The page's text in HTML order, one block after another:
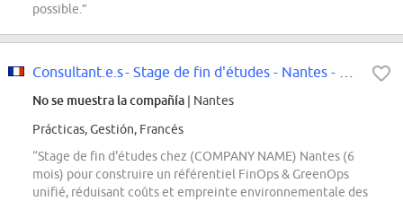
possible.”
No se muestra la compañía | Nantes
Prácticas, Gestión, Francés
“Stage de fin d'études chez (COMPANY NAME) Nantes (6
mois) pour construire un référentiel FinOps & GreenOps
unifié, réduisant coûts et empreinte environnementale des